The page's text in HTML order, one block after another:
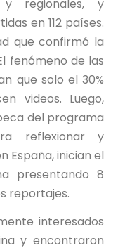
y regionales, y
en 112 países.
que confirmó la
fenómeno de las
que solo el 30%
videos. Luego,
del programa
reflexionar y
España, inician el
presentando 8
reportajes.
interesados
y encontraron